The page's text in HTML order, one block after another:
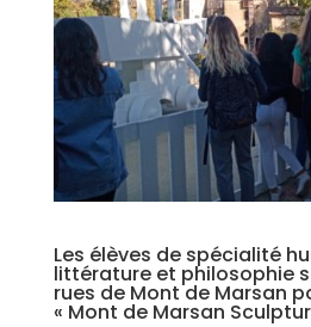
Les élèves de spécialité
littérature et philosophie
rues de Mont de Marsan
« Mont de Marsan